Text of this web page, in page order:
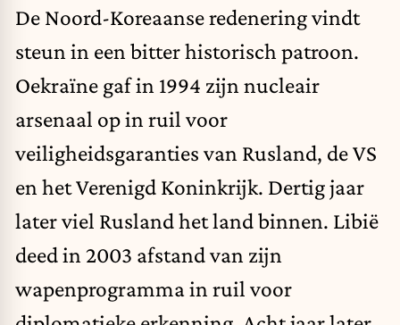
De Noord-Koreaanse redenering vindt
steun in een bitter historisch patroon.
Oekraïne gaf in 1994 zijn nucleair
arsenaal op in ruil voor
veiligheidsgaranties van Rusland, de VS
en het Verenigd Koninkrijk. Dertig jaar
later viel Rusland het land binnen. Libië
deed in 2003 afstand van zijn
wapenprogramma in ruil voor